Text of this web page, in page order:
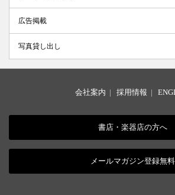
広告掲載
写真貸し出し
会社案内 | 採用情報 |
書店・楽器店の方へ
メールマガジン登録無料